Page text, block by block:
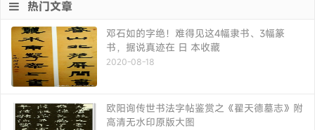
热门文章
邓石如的字绝！难得见这4幅隶书、3幅篆
书，据说真迹在 日 本收藏
2020-08-18
欧阳询传世书法字帖鉴赏之《翟天德墓志》附
高清无水印原版大图